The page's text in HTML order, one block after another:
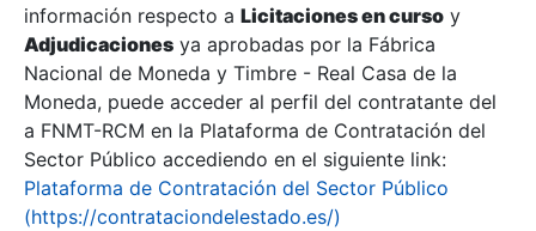
Show/Hide
información respecto a Licitaciones en curso y
Adjudicaciones ya aprobadas por la Fábrica
Nacional de Moneda y Timbre - Real Casa de la
Moneda, puede acceder al perfil del contratante del
a FNMT-RCM en la Plataforma de Contratación del
Sector Público accediendo en el siguiente link:
Plataforma de Contratación del Sector Público
(https://contrataciondelestado.es/)